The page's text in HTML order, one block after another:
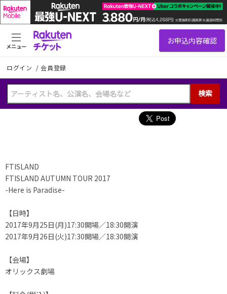
ログイン /会員登録
検索
メニュー
FTISLAND
FTISLAND AUTUMN TOUR 2017
-Here is Paradise-
【日時】
2017年9月25日(月)17:30開場／18:30開演
2017年9月26日(火)17:30開場／18:30開演
【会場】
オリックス劇場